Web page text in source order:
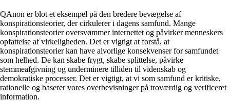
QAnon er blot et eksempel på den bredere bevægelse af
konspirationsteorier, der cirkulerer i dagens samfund. Mange
konspirationsteorier oversvømmer internettet og påvirker menneskers
opfattelse af virkeligheden. Det er vigtigt at forstå, at
konspirationsteorier kan have alvorlige konsekvenser for samfundet
som helhed. De kan skabe frygt, skabe splittelse, påvirke
stemmeafgivning og underminere tilliden til videnskab og
demokratiske processer. Det er vigtigt, at vi som samfund er kritiske,
rationelle og baserer vores overbevisninger på troværdig og verificeret
information.